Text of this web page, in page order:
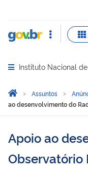
Abrir menu
Instituto Nacional
Você está aqui:
Página Inicial
Assuntos
ao desenvolvimento do
Apoio ao
Observatório